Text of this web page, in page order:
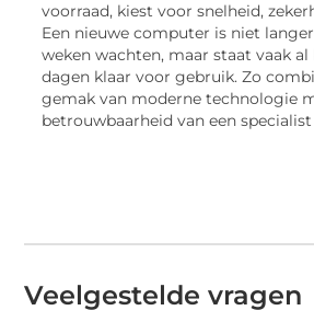
voorraad, kiest voor snelheid,
Een nieuwe computer is niet
weken wachten, maar staat vaak al
dagen klaar voor gebruik. Zo
gemak van moderne technologie
betrouwbaarheid van een
Veelgestelde vragen